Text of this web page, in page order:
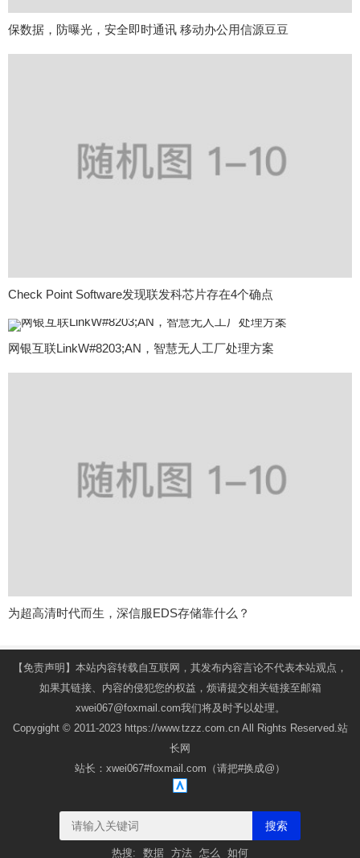
保数据，防曝光，安全即时通讯 移动办公用信源豆豆
Check Point Software发现联发科芯片存在4个确点
网银互联LinkW#8203;AN，智慧无人工厂处理方案
为超高清时代而生，深信服EDS存储靠什么？
【免责声明】本站内容转载自互联网，其发布内容言论不代表本站观点，
如果其链接、内容的侵犯您的权益，烦请提交相关链接至邮箱
xwei067@foxmail.com我们将及时予以处理。
Copygight © 2011-2023 https://www.tzzz.com.cn All Rights Reserved.站
长网
站长：xwei067#foxmail.com（请把#换成@）
搜索
热搜: 数据 方法 怎么 如何